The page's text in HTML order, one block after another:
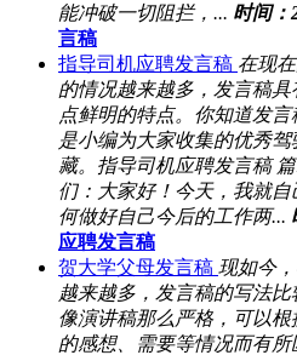
能冲破一切阻拦，... 时间：
言稿
指导司机应聘发言稿 在现
的情况越来越多，发言稿
点鲜明的特点。你知道发
是小编为大家收集的优秀
藏。指导司机应聘发言稿
们：大家好！今天，我就
何做好自己今后的工作两...
应聘发言稿
贺大学父母发言稿 现如今
越来越多，发言稿的写法
像演讲稿那么严格，可以
的感想、需要等情况而有